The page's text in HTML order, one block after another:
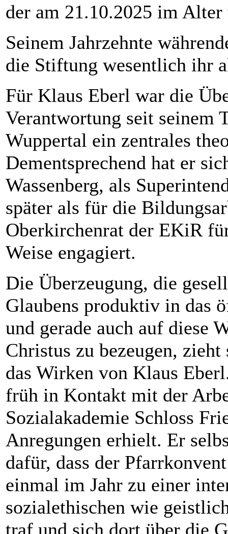
der am 21.10.2025 im
Seinem Jahrzehnte
die Stiftung wesentlich ihr
Für Klaus Eberl war die
Verantwortung seit seinem
Wuppertal ein zentrales
Dementsprechend hat er
Wassenberg, als
später als für die
Oberkirchenrat der EKiR
Weise engagiert.
Die Überzeugung, die
Glaubens produktiv in das
und gerade auch auf diese
Christus zu bezeugen,
das Wirken von Klaus
früh in Kontakt mit der
Sozialakademie Schloss
Anregungen erhielt. Er
dafür, dass der
einmal im Jahr zu einer
sozialethischen wie
traf und sich dort über die